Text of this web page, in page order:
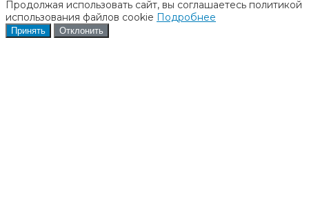
Продолжая использовать сайт, вы соглашаетесь политикой
использования файлов cookie Подробнее
Принять Отклонить